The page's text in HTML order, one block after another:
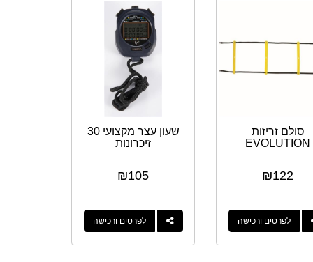
סולם זריזות
EVOLUTION
₪122
לפרטים ורכישה
שעון עצר מקצועי 30
זיכרונות
₪105
לפרטים ורכישה